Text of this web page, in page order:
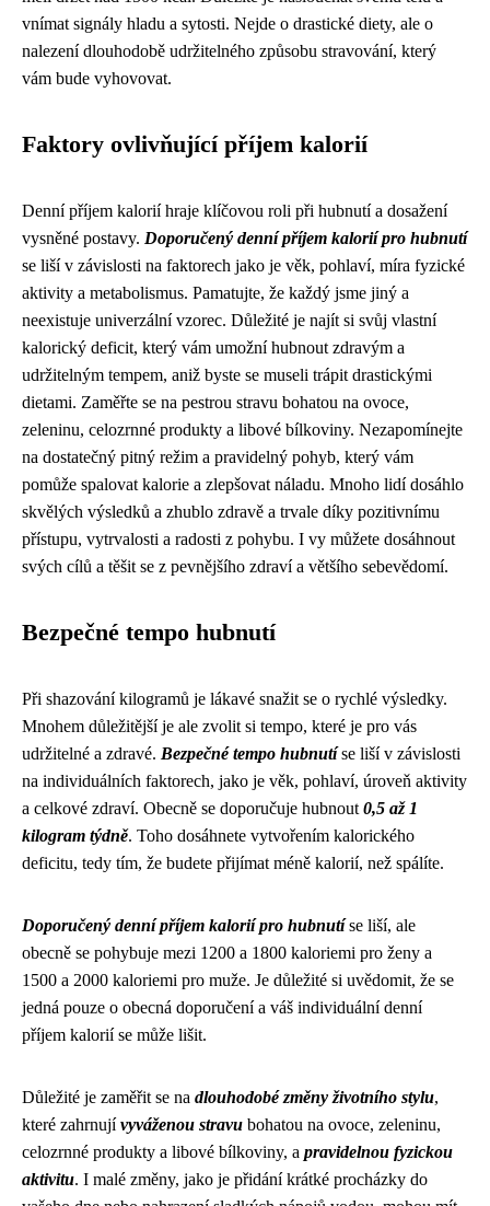
vnímat signály hladu a sytosti. Nejde o drastické diety, ale o
nalezení dlouhodobě udržitelného způsobu stravování, který
vám bude vyhovovat.
Faktory ovlivňující příjem kalorií
Denní příjem kalorií hraje klíčovou roli při hubnutí a dosažení
vysněné postavy. Doporučený denní příjem kalorií pro hubnutí
se liší v závislosti na faktorech jako je věk, pohlaví, míra fyzické
aktivity a metabolismus. Pamatujte, že každý jsme jiný a
neexistuje univerzální vzorec. Důležité je najít si svůj vlastní
kalorický deficit, který vám umožní hubnout zdravým a
udržitelným tempem, aniž byste se museli trápit drastickými
dietami. Zaměřte se na pestrou stravu bohatou na ovoce,
zeleninu, celozrnné produkty a libové bílkoviny. Nezapomínejte
na dostatečný pitný režim a pravidelný pohyb, který vám
pomůže spalovat kalorie a zlepšovat náladu. Mnoho lidí dosáhlo
skvělých výsledků a zhublo zdravě a trvale díky pozitivnímu
přístupu, vytrvalosti a radosti z pohybu. I vy můžete dosáhnout
svých cílů a těšit se z pevnějšího zdraví a většího sebevědomí.
Bezpečné tempo hubnutí
Při shazování kilogramů je lákavé snažit se o rychlé výsledky.
Mnohem důležitější je ale zvolit si tempo, které je pro vás
udržitelné a zdravé. Bezpečné tempo hubnutíse liší v závislosti
na individuálních faktorech, jako je věk, pohlaví, úroveň aktivity
a celkové zdraví. Obecně se doporučuje hubnout 0,5 až 1
kilogram týdně. Toho dosáhnete vytvořením kalorického
deficitu, tedy tím, že budete přijímat méně kalorií, než spálíte.
Doporučený denní příjem kalorií pro hubnutíse liší, ale
obecně se pohybuje mezi 1200 a 1800 kaloriemi pro ženy a
1500 a 2000 kaloriemi pro muže. Je důležité si uvědomit, že se
jedná pouze o obecná doporučení a váš individuální denní
příjem kalorií se může lišit.
Důležité je zaměřit se na dlouhodobé změny životního stylu,
které zahrnujívyváženou stravu bohatou na ovoce, zeleninu,
celozrnné produkty a libové bílkoviny, a pravidelnou fyzickou
aktivitu. I malé změny, jako je přidání krátké procházky do